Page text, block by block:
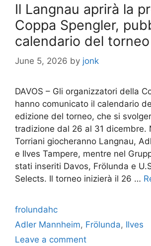
Il Langnau aprirà la
Coppa Spengler,
calendario del torneo
June 5, 2026 by jonk
DAVOS – Gli organizzatori della
hanno comunicato il calendario
edizione del torneo, che si
tradizione dal 26 al 31 dicembre.
Torriani giocheranno Langnau,
e Ilves Tampere, mentre nel
stati inseriti Davos, Frölunda e
Selects. Il torneo inizierà il 26 …
Categories
frolundahc
Tags
Adler Mannheim, Frölunda, Ilves
Leave a comment